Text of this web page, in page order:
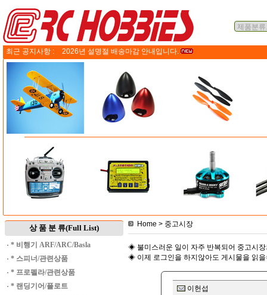
최근 공지사항 : 2026년 설명절 배송마감 안내입니다.
상 품 분 류(Full List)
· * 비행기 ARF/ARC/Basla
· * 스피너/관련상품
· * 프로펠라/관련상품
· * 랜딩기어/플로트
Home > 중고시장
◈ 불미스러운 일이 자주 반복되어 중고시
◈ 이제 로그인을 하지않아도 게시물을 읽
이헌섭